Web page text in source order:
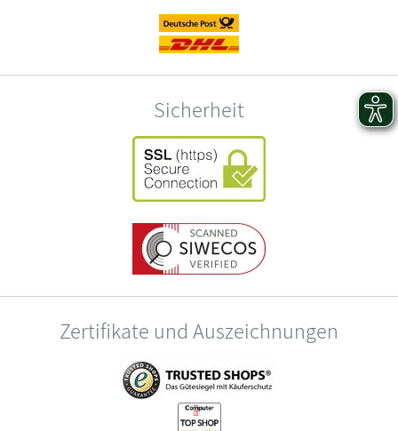
Sicherheit
Zertifikate und Auszeichnungen